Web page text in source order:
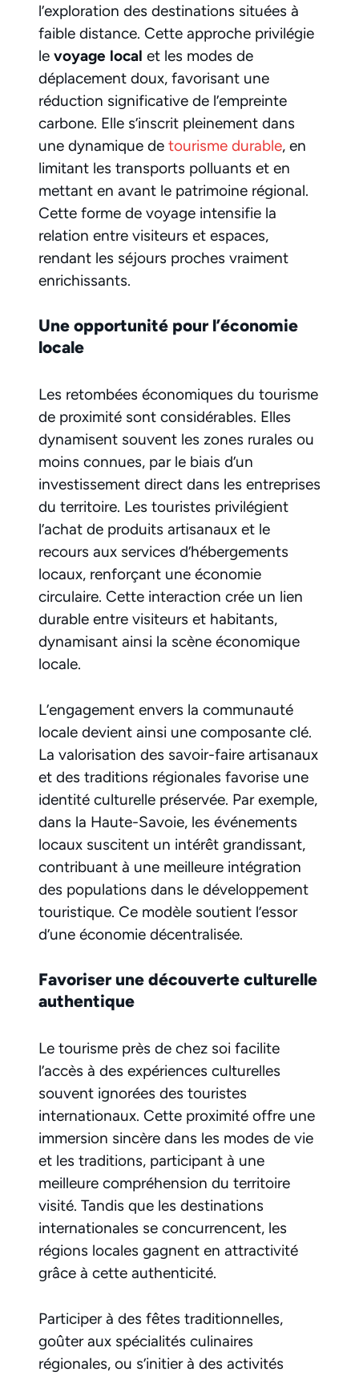
l’exploration des destinations situées à
faible distance. Cette approche privilégie
le voyage local et les modes de
déplacement doux, favorisant une
réduction significative de l’empreinte
carbone. Elle s’inscrit pleinement dans
une dynamique de tourisme durable, en
limitant les transports polluants et en
mettant en avant le patrimoine régional.
Cette forme de voyage intensifie la
relation entre visiteurs et espaces,
rendant les séjours proches vraiment
enrichissants.
Une opportunité pour l’économie
locale
Les retombées économiques du tourisme
de proximité sont considérables. Elles
dynamisent souvent les zones rurales ou
moins connues, par le biais d’un
investissement direct dans les entreprises
du territoire. Les touristes privilégient
l’achat de produits artisanaux et le
recours aux services d’hébergements
locaux, renforçant une économie
circulaire. Cette interaction crée un lien
durable entre visiteurs et habitants,
dynamisant ainsi la scène économique
locale.
L’engagement envers la communauté
locale devient ainsi une composante clé.
La valorisation des savoir-faire artisanaux
et des traditions régionales favorise une
identité culturelle préservée. Par exemple,
dans la Haute-Savoie, les événements
locaux suscitent un intérêt grandissant,
contribuant à une meilleure intégration
des populations dans le développement
touristique. Ce modèle soutient l’essor
d’une économie décentralisée.
Favoriser une découverte culturelle
authentique
Le tourisme près de chez soi facilite
l’accès à des expériences culturelles
souvent ignorées des touristes
internationaux. Cette proximité offre une
immersion sincère dans les modes de vie
et les traditions, participant à une
meilleure compréhension du territoire
visité. Tandis que les destinations
internationales se concurrencent, les
régions locales gagnent en attractivité
grâce à cette authenticité.
Participer à des fêtes traditionnelles,
goûter aux spécialités culinaires
régionales, ou s’initier à des activités